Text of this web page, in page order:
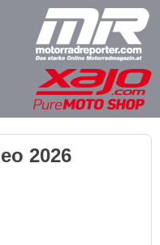
2026